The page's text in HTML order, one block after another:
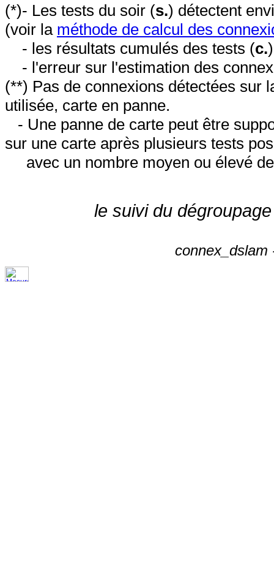
(*)- Les tests du soir (s.) détectent
(voir la méthode de calcul des
- les résultats cumulés des tests (c.
- l'erreur sur l'estimation des
(**) Pas de connexions détectées sur
utilisée, carte en panne.
- Une panne de carte peut être
sur une carte après plusieurs tests
avec un nombre moyen ou élevé
le suivi du
connex_dslam